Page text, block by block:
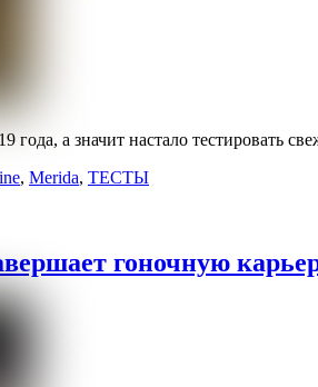
года, а значит настало тестировать
, Merida, ТЕСТЫ
гоночную